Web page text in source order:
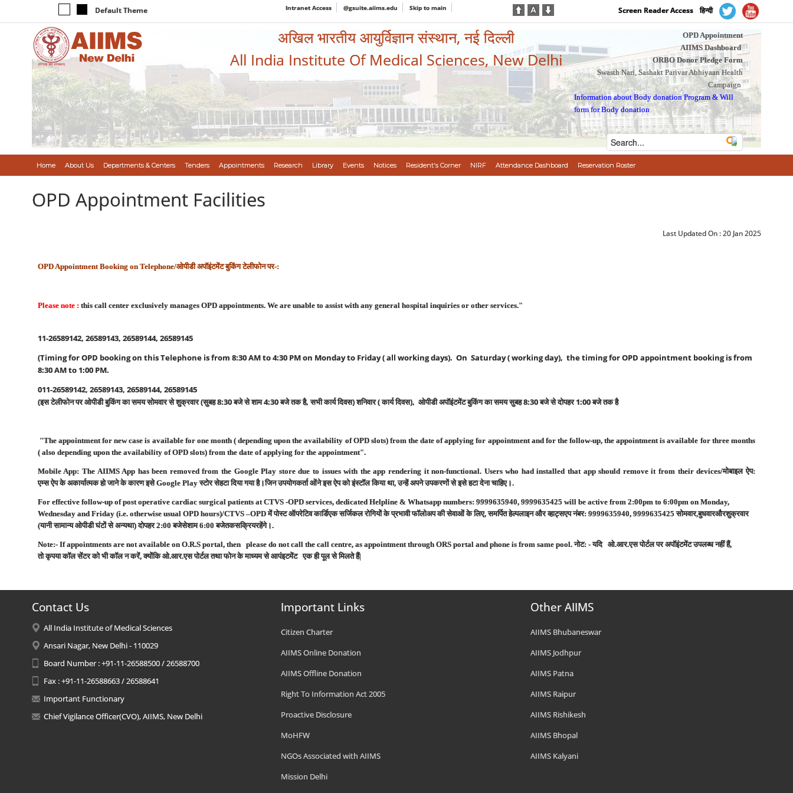
Default Theme Intranet Access @gsuite.aiims.edu Skip to main Screen Reader Access हिन्दी
अखिल भारतीय आयुर्विज्ञान संस्थान, नई दिल्ली
All India Institute Of Medical Sciences, New Delhi
OPD Appointment
AIIMS Dashboard
ORBO Donor Pledge Form
Swasth Nari, Sashakt Parivar Abhiyaan Health
Campaign
Information about Body donation Program &Will
form for Body donation
Home About Us Departments & Centers Tenders Appointments Research Library Events Notices Resident's Corner NIRF Attendance Dashboard Reservation Roster
OPD Appointment Facilities
Last Updated On :20 Jan 2025
OPD Appointment Booking on Telephone/ओपीडीअपॉइंटमेंटबुकिंगटेलीफोनपर-:
Please note :this call center exclusively manages OPD appointments. We are unable to assist with any general hospital inquiries or other services."
11-26589142, 26589143, 26589144, 26589145
(Timing for OPD booking on this Telephone is from 8:30 AM to 4:30 PM on Monday to Friday ( all working days). On Saturday ( working day), the timing for OPD appointment booking is from
8:30 AM to 1:00 PM.
011-26589142, 26589143, 26589144, 26589145
(इसटेलीफोनपरओपीडीबुकिंगकासमयसोमवारसेशुक्रवार(सुबह8:30बजेसेशाम4:30बजेतकहै,सभीकार्यदिवस)शनिवार(कार्यदिवस), ओपीडीअपॉइंटमेंटबुकिंगकासमयसुबह8:30बजेसेदोपहर1:00बजेतकहै
"The appointment for new case is available for one month ( depending upon the availability of OPD slots) from the date of applying for appointment and for the follow-up, the appointment is available for three months
( also depending upon the availability of OPD slots) from the date of applying for the appointment".
Mobile App: The AIIMS App has been removed from the Google Play store due to issues with the app rendering it non-functional. Users who had installed that app should remove it from their devices/मोबाइलऐप:
एम्सऐपकेअकार्यात्मकहोजानेकेकारणइसेGoogle Playस्टोरसेहटादियागयाहै।जिनउपयोगकर्ता ओंनेइसऐपकोइंस्टॉलकियाथा,उन्हेंअपनेउपकरणोंसेइसेहटादेनाचाहिए।.
For effective follow-up of post operative cardiac surgical patients at CTVS -OPD services, dedicated Helpline & Whatsapp numbers: 9999635940, 9999635425 will be active from 2:00pm to 6:00pm on Monday,
Wednesday and Friday (i.e. otherwise usual OPD hours)/CTVS –OPDमेंपोस्टऑपरेटिवकार्डिएकसर्जिकलरोगियोंकेप्रभावीफॉलोअपकीसेवाओंकेलिए,समर्पितहेल्पलाइनऔरव्हाट्सएपनंबर: 9999635940, 9999635425सोमवार,बुधवारऔरशुक्रवार
(यानीसामान्यओपीडीघंटोंसेअन्यथा)दोपहर2:00बजेसेशाम6:00बजेतकसक्रियरहेंगे।.
Note:- If appointments are not available on O.R.S portal,then please do not call the call centre, as appointment through ORS portal and phone is from same pool.नोट: -यदि ओ.आर.एस पोर्टलपरअपॉइंटमेंटउपलब्धनहींहैं,
तोकृपयाकॉलसेंटरकोभीकॉलनकरें,क्योंकिओ.आर.एसपोर्टल तथाफोनकेमाध्यमसेआपंइटमेंट एकहीपूलसेमिलतेहैं|
Contact Us
All India Institute of Medical Sciences
Ansari Nagar, New Delhi - 110029
Board Number : +91-11-26588500 / 26588700
Fax : +91-11-26588663 / 26588641
Important Functionary
Chief Vigilance Officer(CVO), AIIMS, New Delhi
Important Links
Citizen Charter
AIIMS Online Donation
AIIMS Offline Donation
Right To Information Act 2005
Proactive Disclosure
MoHFW
NGOs Associated with AIIMS
Mission Delhi
Other AIIMS
AIIMS Bhubaneswar
AIIMS Jodhpur
AIIMS Patna
AIIMS Raipur
AIIMS Rishikesh
AIIMS Bhopal
AIIMS Kalyani